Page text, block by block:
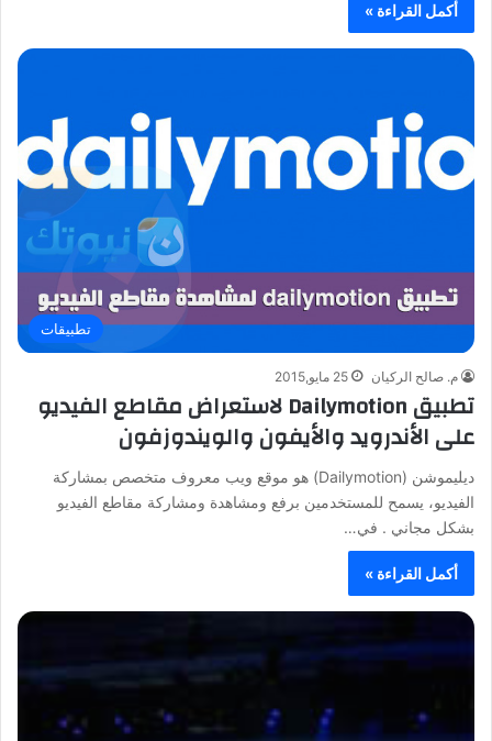
أكمل القراءة »
تطبيقات
م. صالح الركيان 25 مايو,2015
تطبيق Dailymotion لاستعراض مقاطع الفيديو
على الأندرويد والأيفون والويندوزفون
ديليموشن (Dailymotion) هو موقع ويب معروف متخصص بمشاركة
الفيديو، يسمح للمستخدمين برفع ومشاهدة ومشاركة مقاطع الفيديو
بشكل مجاني . في…
أكمل القراءة »